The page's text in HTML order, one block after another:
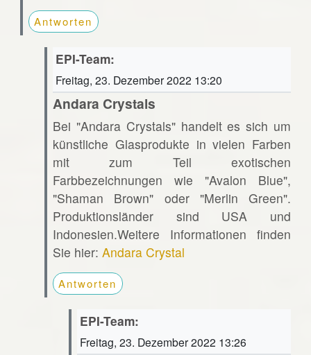
Antworten
EPI-Team:
Freitag, 23. Dezember 2022 13:20
Andara Crystals
Bei "Andara Crystals" handelt es sich um
künstliche Glasprodukte in vielen Farben
mit zum Teil exotischen
Farbbezeichnungen wie "Avalon Blue",
"Shaman Brown" oder "Merlin Green".
Produktionsländer sind USA und
Indonesien.Weitere Informationen finden
Sie hier: Andara Crystal
Antworten
EPI-Team:
Freitag, 23. Dezember 2022 13:26